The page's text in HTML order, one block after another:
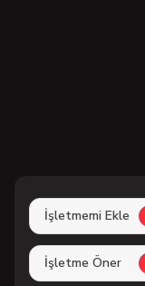
İşletmemi Ekle
İşletme Öner